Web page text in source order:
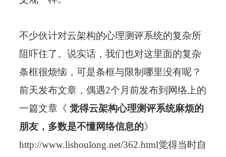
不少伙计对云架构的心理测评系统的复杂所
阻吓住了。说实话，我们也对这里面的复杂
条框很烦恼，可是条框与限制哪里没有呢？
前天发布文章，偶遇2个月前发布到网络上的
一篇文章《 觉得云架构心理测评系统麻烦的
朋友，多数是不懂网络信息的》
http://www.lishoulong.net/362.html觉得当时自